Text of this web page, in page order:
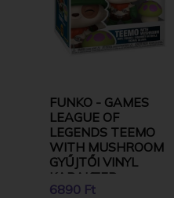
FUNKO - GAMES
LEAGUE OF
LEGENDS TEEMO
WITH MUSHROOM
GYŰJTŐI VINYL
KARAKTER
6890 Ft